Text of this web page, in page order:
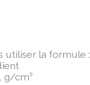
utiliser la formule :
g/cm³